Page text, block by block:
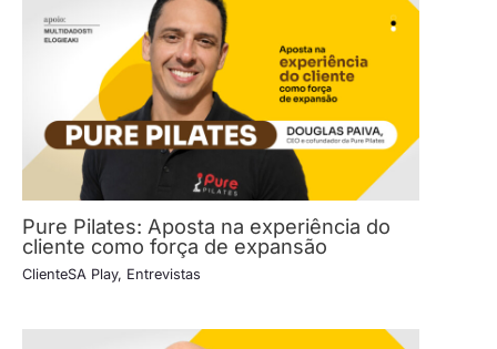
Pure Pilates: Aposta na experiência do
cliente como força de expansão
ClienteSA Play, Entrevistas